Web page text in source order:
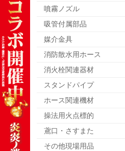
噴霧ノズル
吸管付属部品
媒介金具
消防散水用ホース
消火栓関連器材
スタンドパイプ
ホース関連機材
操法用火点標的
鳶口・さすまた
その他現場用品